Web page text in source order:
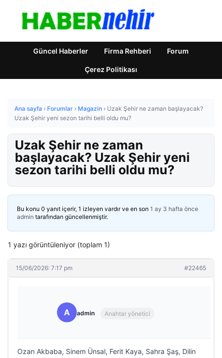
Güncel Haberler Firma Rehberi Forum
Çerez Politikası
Ana sayfa › Forumlar › Magazin › Uzak Şehir ne zaman başlayacak?
Uzak Şehir yeni sezon tarihi belli oldu mu?
Uzak Şehir ne zaman
başlayacak? Uzak Şehir yeni
sezon tarihi belli oldu mu?
Bu konu 0 yanıt içerir, 1 izleyen vardır ve en son 1 ay 3 hafta önce
admin tarafından güncellenmiştir.
1 yazı görüntüleniyor (toplam 1)
15/06/2026: 7:17 pm #22465
A admin Anahtar yönetici
Ozan Akbaba, Sinem Ünsal, Ferit Kaya, Sahra Şaş, Dilin